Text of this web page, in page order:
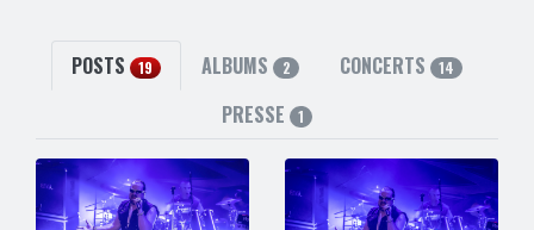
2 liens externes
site officiel etfacebook
POSTS 19 ALBUMS 2 CONCERTS 14
PRESSE 1